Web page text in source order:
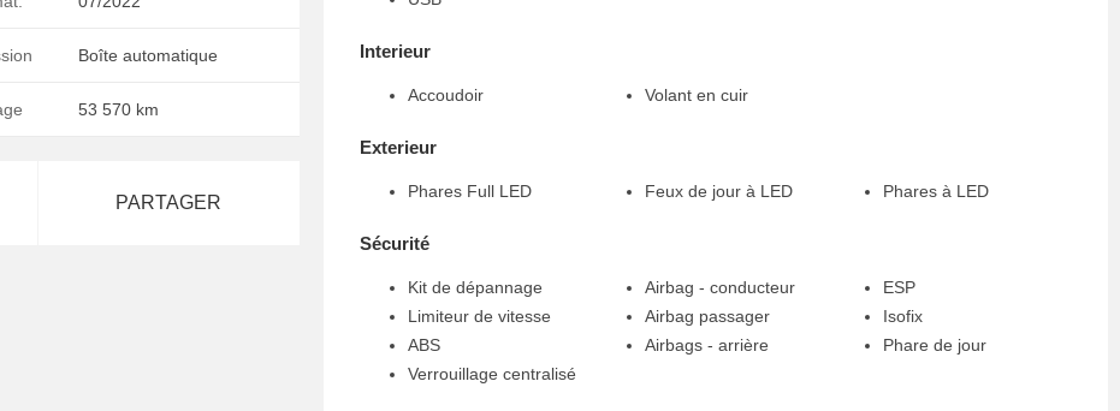
Boîte automatique
53 570 km
PARTAGER
Interieur
Accoudoir Volant en cuir
Exterieur
Phares Full LED Feux de jour à LED Phares à LED
Sécurité
Kit de dépannage
Limiteur de vitesse
ABS
Verrouillage centralisé
Airbag - conducteur
Airbag passager
Airbags - arrière
ESP
Isofix
Phare de jour